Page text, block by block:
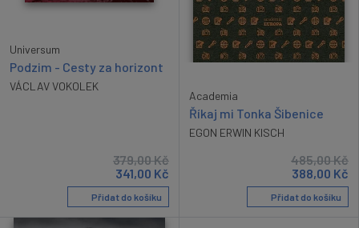
Universum
Podzim - Cesty za horizont
VÁCLAV VOKOLEK
379,00Kč
341,00 Kč
Přidat do košíku
Academia
Říkaj mi Tonka Šibenice
EGON ERWIN KISCH
485,00Kč
388,00 Kč
Přidat do košíku